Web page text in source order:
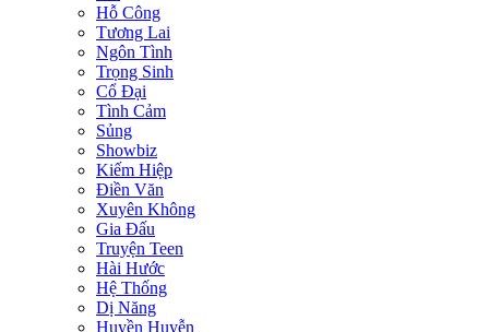
Hỗ Công
Tương Lai
Ngôn Tình
Trọng Sinh
Cổ Đại
Tình Cảm
Sủng
Showbiz
Kiếm Hiệp
Điền Văn
Xuyên Không
Gia Đấu
Truyện Teen
Hài Hước
Hệ Thống
Dị Năng
Huyền Huyễn